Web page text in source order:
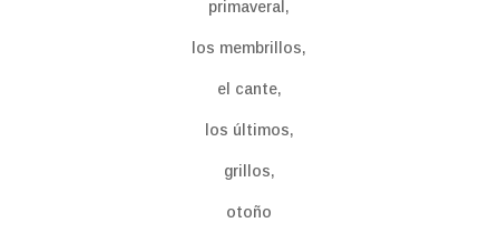
primaveral,
los membrillos,
el cante,
los últimos,
grillos,
otoño